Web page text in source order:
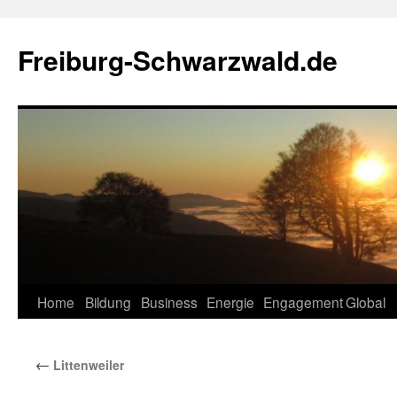
springen
Freiburg-Schwarzwald.de
Home Bildung Business Energie EngagementGlobal
← Littenweiler